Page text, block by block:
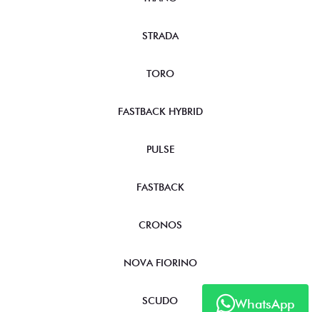
WhatsApp
STRADA
TORO
FASTBACK HYBRID
PULSE
FASTBACK
CRONOS
NOVA FIORINO
SCUDO